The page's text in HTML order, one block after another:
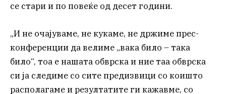
се стари и по повеќе од десет години.
„И не очајуваме, не кукаме, не држиме прес-
конференции да велиме „вака било – така
било“, тоа е нашата обврска и ние таа обврска
си ја следиме со сите предизвици со коишто
располагаме и резултатите ги кажавме, со